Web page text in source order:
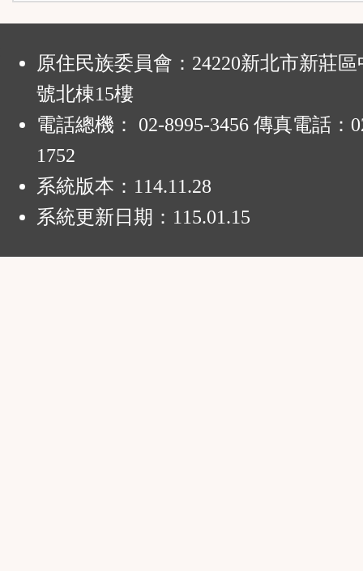
原住民族委員會：24220新北市新莊區
號北棟15樓
電話總機： 02-8995-3456 傳真電話：
1752
系統版本： 114.11.28
系統更新日期： 115.01.15